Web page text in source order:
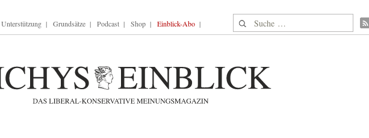
Unterstützung Grundsätze Podcast Shop Einblick-Abo Suche nach: